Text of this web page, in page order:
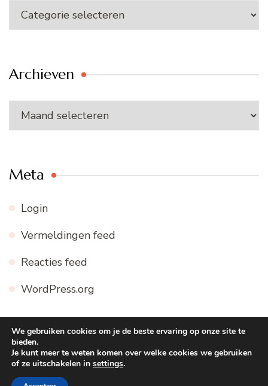
Categorieën
Archieven
Archieven
Meta
Login
Vermeldingen feed
Reacties feed
WordPress.org
© Copyright 2026WWW.FIJNE-RECEPTEN.NL. Alle
rechten voorbehouden.Blossom Recipe | Ontwikkeld door
We gebruiken cookies om je de beste ervaring op onze site te
bieden.
Je kunt meer te weten komen over welke cookies we gebruiken
of ze uitschakelen in settings.